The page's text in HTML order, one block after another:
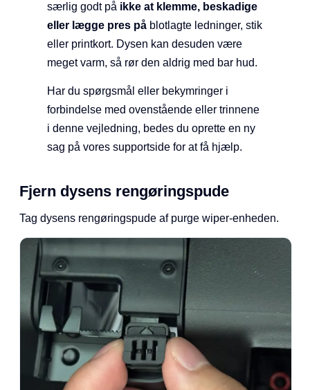
særlig godt på ikke at klemme, beskadige
eller lægge pres på blotlagte ledninger, stik
eller printkort. Dysen kan desuden være
meget varm, så rør den aldrig med bar hud.
Har du spørgsmål eller bekymringer i
forbindelse med ovenstående eller trinnene
i denne vejledning, bedes du oprette en ny
sag på vores supportside for at få hjælp.
Fjern dysens rengøringspude
Tag dysens rengøringspude af purge wiper-enheden.